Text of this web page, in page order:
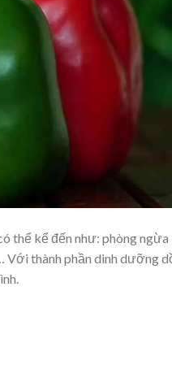
thể kể đến như: phòng ngừa
Với thành phần dinh dưỡng